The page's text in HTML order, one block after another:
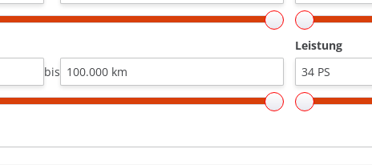
bis
Leistung